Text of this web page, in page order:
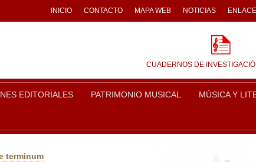
INICIO CONTACTO MAPA WEB NOTICIAS
CUADERNOS DE
EDITORIALES PATRIMONIO MUSICAL MÚSICA Y
terminum